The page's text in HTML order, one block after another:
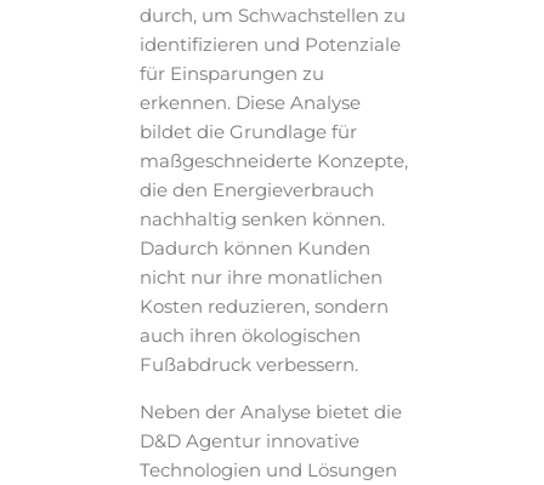
durch, um Schwachstellen zu
identifizieren und Potenziale
für Einsparungen zu
erkennen. Diese Analyse
bildet die Grundlage für
maßgeschneiderte Konzepte,
die den Energieverbrauch
nachhaltig senken können.
Dadurch können Kunden
nicht nur ihre monatlichen
Kosten reduzieren, sondern
auch ihren ökologischen
Fußabdruck verbessern.
Neben der Analyse bietet die
D&D Agentur innovative
Technologien und Lösungen